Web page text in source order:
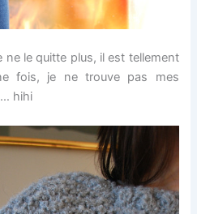
ne le quitte plus, il est tellement
fois, je ne trouve pas mes
hihi